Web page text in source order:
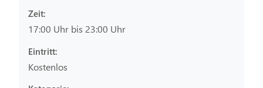
Zeit:
17:00 Uhr bis 23:00 Uhr
Eintritt:
Kostenlos